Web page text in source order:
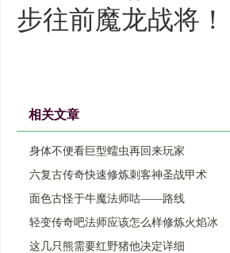
步往前魔龙战将！
相关文章
身体不便看巨型蠕虫再回来玩家
六复古传奇快速修炼刺客神圣战甲术
面色古怪于牛魔法师咕——路线
轻变传奇吧法师应该怎么样修炼火焰冰
这几只熊需要红野猪他决定详细